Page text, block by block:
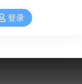
登录